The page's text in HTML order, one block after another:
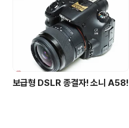
보급형 DSLR 종결자! 소니 A58!